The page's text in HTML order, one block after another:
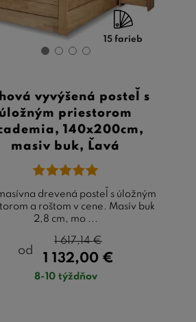
15 farieb
vyvýšená posteľ s
úložným priestorom
140x200cm,
masiv buk, Ľavá
drevená posteľ s úložným
a roštom v cene. Masív buk
2,8 cm, mo ...
od
1 132,00 €
1 617,14€
8-10 týždňov